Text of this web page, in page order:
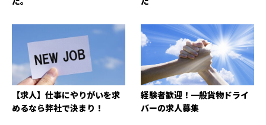
【求人】仕事にやりがいを求
めるなら弊社で決まり！
経験者歓迎！一般貨物ドライ
バーの求人募集